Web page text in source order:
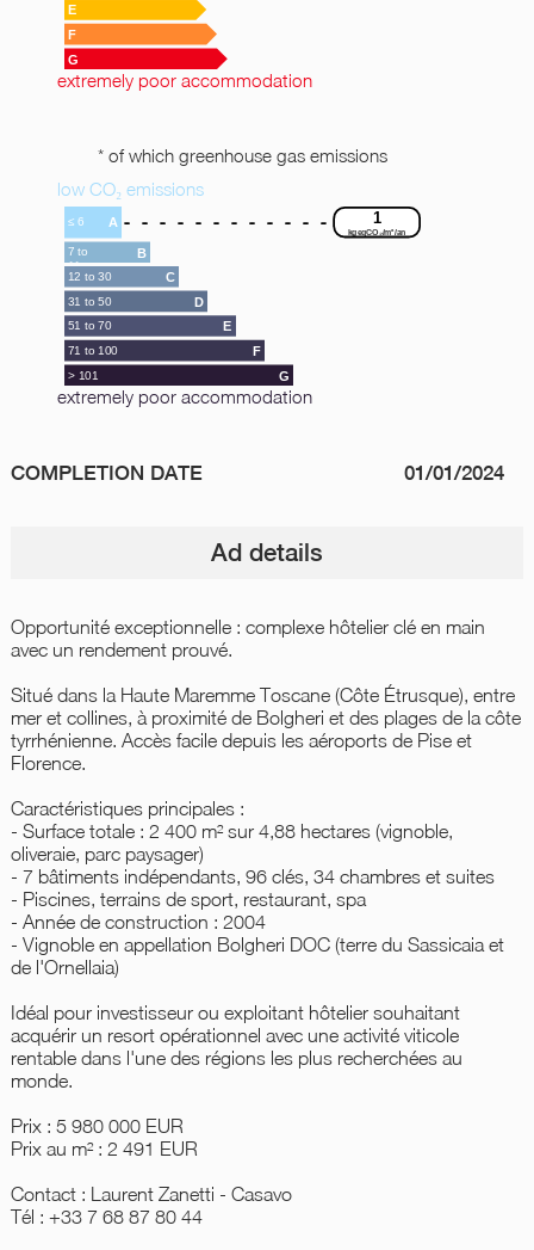
E
F
G
extremely poor accommodation
* of which greenhouse gas emissions
low CO₂ emissions
1
kgeqCO₂/m²/an
≤ 6 A
7 to
11
B
12 to 30 C
31 to 50 D
51 to 70 E
71 to 100 F
> 101 G
extremely poor accommodation
COMPLETION DATE 01/01/2024
Ad details
Opportunité exceptionnelle : complexe hôtelier clé en main
avec un rendement prouvé.
Situé dans la Haute Maremme Toscane (Côte Étrusque), entre
mer et collines, à proximité de Bolgheri et des plages de la côte
tyrrhénienne. Accès facile depuis les aéroports de Pise et
Florence.
Caractéristiques principales :
- Surface totale : 2 400 m² sur 4,88 hectares (vignoble,
oliveraie, parc paysager)
- 7 bâtiments indépendants, 96 clés, 34 chambres et suites
- Piscines, terrains de sport, restaurant, spa
- Année de construction : 2004
- Vignoble en appellation Bolgheri DOC (terre du Sassicaia et
de l'Ornellaia)
Idéal pour investisseur ou exploitant hôtelier souhaitant
acquérir un resort opérationnel avec une activité viticole
rentable dans l'une des régions les plus recherchées au
monde.
Prix : 5 980 000 EUR
Prix au m² : 2 491 EUR
Contact : Laurent Zanetti - Casavo
Tél : +33 7 68 87 80 44